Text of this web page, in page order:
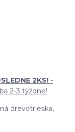
2KS! -
2-3 týždne!
drevotrieska,